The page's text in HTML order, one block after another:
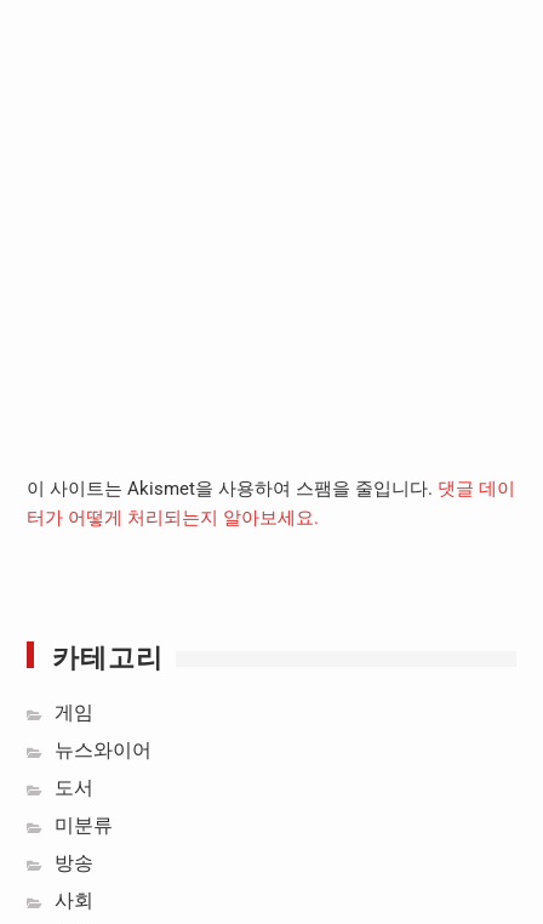
이 사이트는 Akismet을 사용하여 스팸을 줄입니다. 댓글 데이
터가 어떻게 처리되는지 알아보세요.
카테고리
게임
뉴스와이어
도서
미분류
방송
사회